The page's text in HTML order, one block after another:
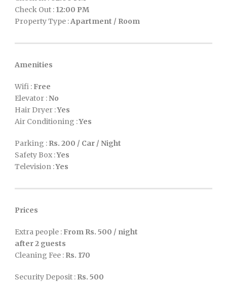
Check Out : 12:00 PM
Property Type : Apartment / Room
Amenities
Wifi : Free
Elevator :No
Hair Dryer :Yes
Air Conditioning :Yes
Parking : Rs. 200 / Car / Night
Safety Box :Yes
Television :Yes
Prices
Extra people : From Rs. 500 / night
after 2 guests
Cleaning Fee : Rs. 170
Security Deposit : Rs. 500